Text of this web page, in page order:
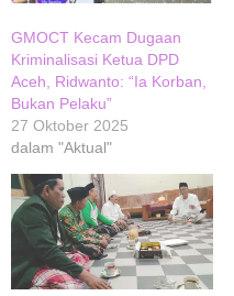
GMOCT Kecam Dugaan
Kriminalisasi Ketua DPD
Aceh, Ridwanto: “Ia Korban,
Bukan Pelaku”
27 Oktober 2025
dalam "Aktual"